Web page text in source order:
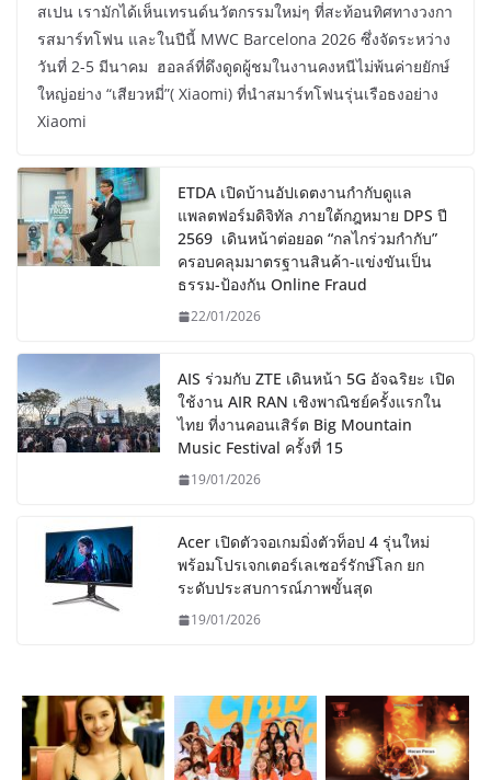
สเปน เรามักได้เห็นเทรนด์นวัตกรรมใหม่ๆ ที่สะท้อนทิศทางวงกา
รสมาร์ทโฟน และในปีนี้ MWC Barcelona 2026 ซึ่งจัดระหว่าง
วันที่ 2-5 มีนาคม ฮอลล์ที่ดึงดูดผู้ชมในงานคงหนีไม่พ้นค่ายยักษ์
ใหญ่อย่าง “เสียวหมี่”( Xiaomi) ที่นำสมาร์ทโฟนรุ่นเรือธงอย่าง
Xiaomi
ETDA เปิดบ้านอัปเดตงานกำกับดูแล
แพลตฟอร์มดิจิทัล ภายใต้กฎหมาย DPS ปี
2569 เดินหน้าต่อยอด “กลไกร่วมกำกับ”
ครอบคลุมมาตรฐานสินค้า-แข่งขันเป็น
ธรรม-ป้องกัน Online Fraud
22/01/2026
AIS ร่วมกับ ZTE เดินหน้า 5G อัจฉริยะ เปิด
ใช้งาน AIR RAN เชิงพาณิชย์ครั้งแรกใน
ไทย ที่งานคอนเสิร์ต Big Mountain
Music Festival ครั้งที่ 15
19/01/2026
Acer เปิดตัวจอเกมมิ่งตัวท็อป 4 รุ่นใหม่
พร้อมโปรเจกเตอร์เลเซอร์รักษ์โลก ยก
ระดับประสบการณ์ภาพขั้นสุด
19/01/2026